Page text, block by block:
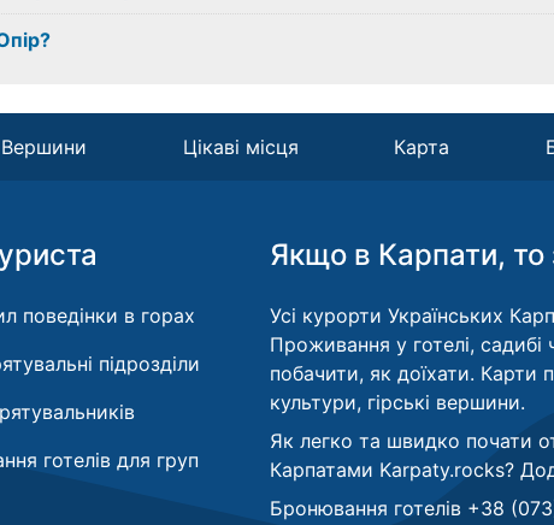
Вершини Цікаві місця Карта
поведінки в горах
підрозділи
готелів для груп
Якщо в Карпати, то
Усі курорти Українських
Проживання у готелі,
побачити, як доїхати. Карти
культури, гірські вершини.
Як легко та швидко почати
Карпатами Karpaty.rocks?
Бронювання готелів +38